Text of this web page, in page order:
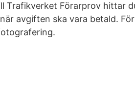
Trafikverket Förarprov hittar
avgiften ska vara betald.